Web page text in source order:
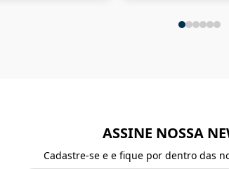
ASSINE NOSSA
Cadastre-se e e fique por dentro das